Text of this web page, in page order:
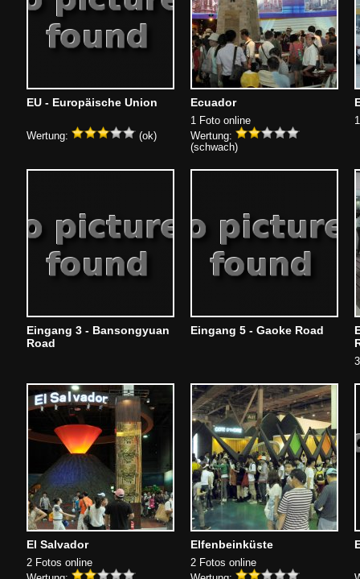
EU - Europäische Union
Wertung: (ok)
Ecuador
1 Foto online
Wertung:
(schwach)
Eingang 3 - Bansongyuan
Road
Eingang 5 - Gaoke Road
El Salvador
2 Fotos online
Elfenbeinküste
2 Fotos online